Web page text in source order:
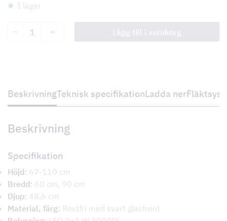
I lager
mängd
Lägg till i varukorg
BeskrivningTeknisk specifikationLadda ner
Beskrivning
Specifikation
Höjd: 67-110 cm
Bredd: 60 cm, 90 cm
Djup: 48,6 cm
Material, färg: Rostfri med svart glasfront